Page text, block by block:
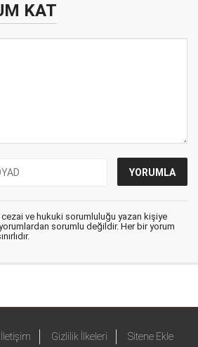
KAT
cezai ve hukuki sorumluluğu yazan kişiye
sorumlu değildir. Her bir yorum
İletişim Gizlilik İlkeleri Sitene Ekle